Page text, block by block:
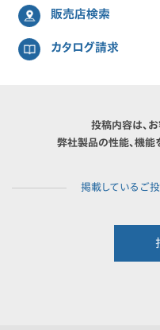
販売店検索
カタログ請求
投稿内容は、
弊社製品の性能、機能